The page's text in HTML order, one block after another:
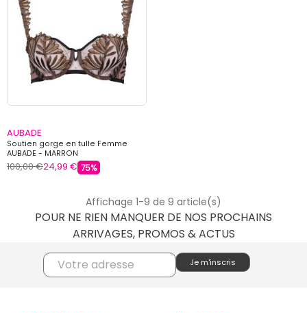
AUBADE
Soutien gorge en tulle Femme
AUBADE - MARRON
100,00 €24,99 € 75%
Affichage 1-9 de 9 article(s)
POUR NE RIEN MANQUER DE NOS PROCHAINS
ARRIVAGES, PROMOS & ACTUS